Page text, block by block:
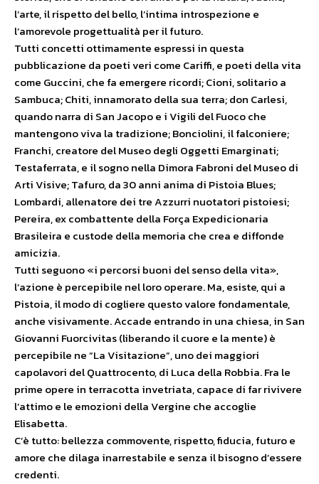
l’arte, il rispetto del bello, l’intima introspezione e
l’amorevole progettualità per il futuro.
Tutti concetti ottimamente espressi in questa
pubblicazione da poeti veri come Cariffi, e poeti della vita
come Guccini, che fa emergere ricordi; Cioni, solitario a
Sambuca; Chiti, innamorato della sua terra; don Carlesi,
quando narra di San Jacopo e i Vigili del Fuoco che
mantengono viva la tradizione; Bonciolini, il falconiere;
Franchi, creatore del Museo degli Oggetti Emarginati;
Testaferrata, e il sogno nella Dimora Fabroni del Museo di
Arti Visive; Tafuro, da 30 anni anima di Pistoia Blues;
Lombardi, allenatore dei tre Azzurri nuotatori pistoiesi;
Pereira, ex combattente della Força Expedicionaria
Brasileira e custode della memoria che crea e diffonde
amicizia.
Tutti seguono «i percorsi buoni del senso della vita»,
l’azione è percepibile nel loro operare. Ma, esiste, qui a
Pistoia, il modo di cogliere questo valore fondamentale,
anche visivamente. Accade entrando in una chiesa, in San
Giovanni Fuorcivitas (liberando il cuore e la mente) è
percepibile ne “La Visitazione”, uno dei maggiori
capolavori del Quattrocento, di Luca della Robbia. Fra le
prime opere in terracotta invetriata, capace di far rivivere
l’attimo e le emozioni della Vergine che accoglie
Elisabetta.
C’è tutto: bellezza commovente, rispetto, fiducia, futuro e
amore che dilaga inarrestabile e senza il bisogno d’essere
credenti.